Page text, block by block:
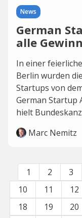
News
German
alle
In einer
Berlin wurden
Startups von
German Startup
hielt
Marc Nemitz
1 2 3
10
11 12
18
19 20